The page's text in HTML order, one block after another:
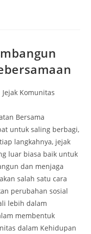
Jejak Komunitas
Bersama
untuk saling berbagi,
langkahnya, jejak
luar biasa baik untuk
dan menjaga
salah satu cara
perubahan sosial
lebih dalam
membentuk
dalam Kehidupan